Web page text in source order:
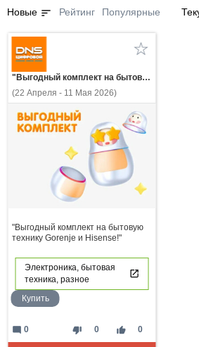
Новые sort Рейтинг Популярные
"Выгодный комплект на бытовую технику Gorenje и Hisense!"
(22 Апреля - 11 Мая 2026)
"Выгодный комплект на бытовую
технику Gorenje и Hisense!"
Электроника, бытовая
техника, разное
Купить
thumb_down 0 thumb_up 0
mode_comment 0